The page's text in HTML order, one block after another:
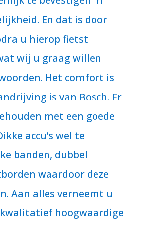
En dat is door
u hierop fietst
wij u graag willen
Het comfort is
is van Bosch. Er
met een goede
accu’s wel te
banden, dubbel
waardoor deze
Aan alles verneemt u
hoogwaardige